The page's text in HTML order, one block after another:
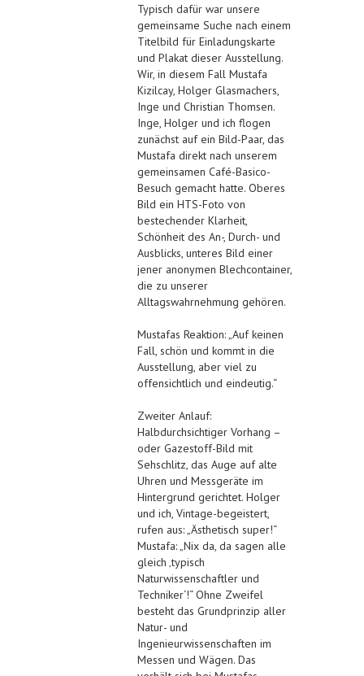
Typisch dafür war unsere
gemeinsame Suche nach einem
Titelbild für Einladungskarte
und Plakat dieser Ausstellung.
Wir, in diesem Fall Mustafa
Kizilcay, Holger Glasmachers,
Inge und Christian Thomsen.
Inge, Holger und ich flogen
zunächst auf ein Bild-Paar, das
Mustafa direkt nach unserem
gemeinsamen Café-Basico-
Besuch gemacht hatte. Oberes
Bild ein HTS-Foto von
bestechender Klarheit,
Schönheit des An-, Durch- und
Ausblicks, unteres Bild einer
jener anonymen Blechcontainer,
die zu unserer
Alltagswahrnehmung gehören.
Mustafas Reaktion: „Auf keinen
Fall, schön und kommt in die
Ausstellung, aber viel zu
offensichtlich und eindeutig.“
Zweiter Anlauf:
Halbdurchsichtiger Vorhang –
oder Gazestoff-Bild mit
Sehschlitz, das Auge auf alte
Uhren und Messgeräte im
Hintergrund gerichtet. Holger
und ich, Vintage-begeistert,
rufen aus: „Ästhetisch super!“
Mustafa: „Nix da, da sagen alle
gleich ‚typisch
Naturwissenschaftler und
Techniker‘!“ Ohne Zweifel
besteht das Grundprinzip aller
Natur- und
Ingenieurwissenschaften im
Messen und Wägen. Das